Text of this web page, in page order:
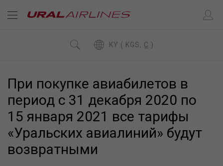
KY ( KGS, C )
При покупке авиабилетов в
период с 31 декабря 2020 по
15 января 2021 все тарифы
«Уральских авиалиний» будут
возвратными